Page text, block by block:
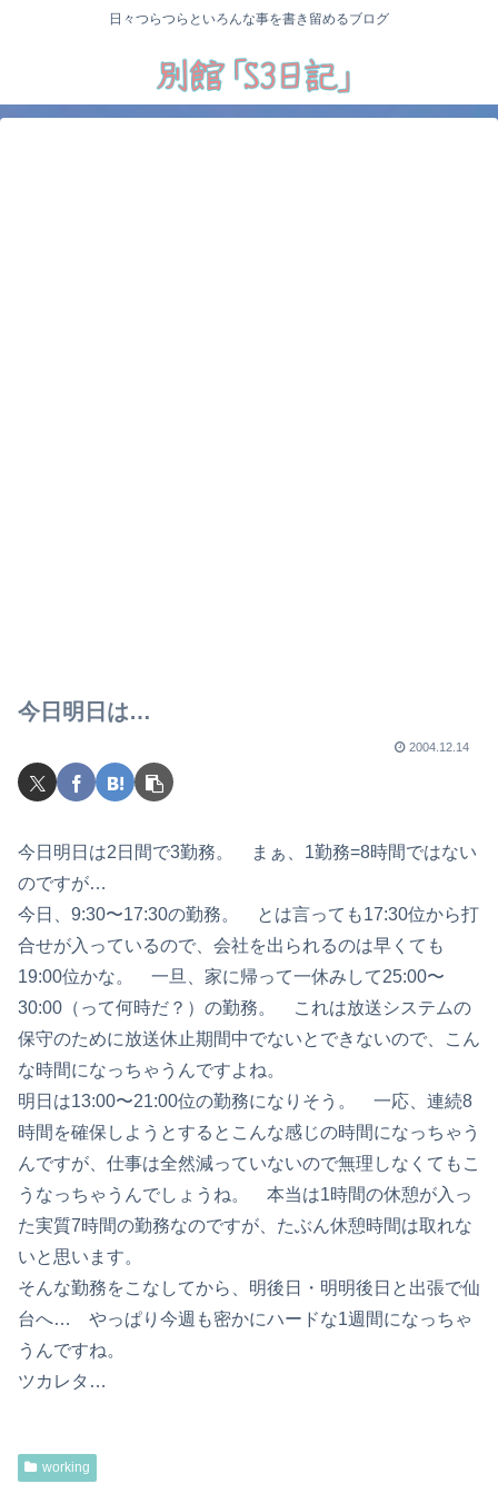
日々つらつらといろんな事を書き留めるブログ
今日明日は…
2004.12.14
今日明日は2日間で3勤務。 まぁ、1勤務=8時間ではない
のですが…
今日、9:30〜17:30の勤務。 とは言っても17:30位から打
合せが入っているので、会社を出られるのは早くても
19:00位かな。 一旦、家に帰って一休みして25:00〜
30:00（って何時だ？）の勤務。 これは放送システムの
保守のために放送休止期間中でないとできないので、こん
な時間になっちゃうんですよね。
明日は13:00〜21:00位の勤務になりそう。 一応、連続8
時間を確保しようとするとこんな感じの時間になっちゃう
んですが、仕事は全然減っていないので無理しなくてもこ
うなっちゃうんでしょうね。 本当は1時間の休憩が入っ
た実質7時間の勤務なのですが、たぶん休憩時間は取れな
いと思います。
そんな勤務をこなしてから、明後日・明明後日と出張で仙
台へ… やっぱり今週も密かにハードな1週間になっちゃ
うんですね。
ツカレタ…
working